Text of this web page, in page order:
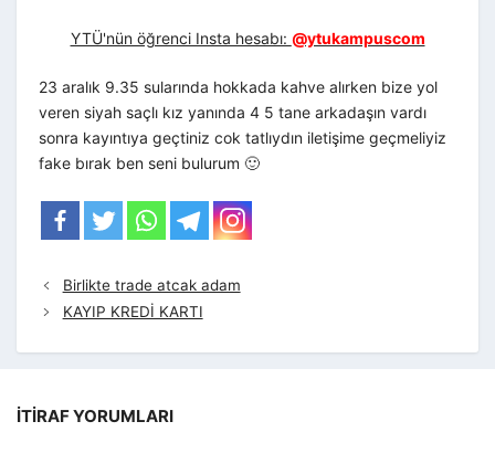
YTÜ'nün öğrenci Insta hesabı: @ytukampuscom
23 aralık 9.35 sularında hokkada kahve alırken bize yol
veren siyah saçlı kız yanında 4 5 tane arkadaşın vardı
sonra kayıntıya geçtiniz cok tatlıydın iletişime geçmeliyiz
fake bırak ben seni bulurum 🙂
Birlikte trade atcak adam
KAYIP KREDİ KARTI
İTIRAF YORUMLARI